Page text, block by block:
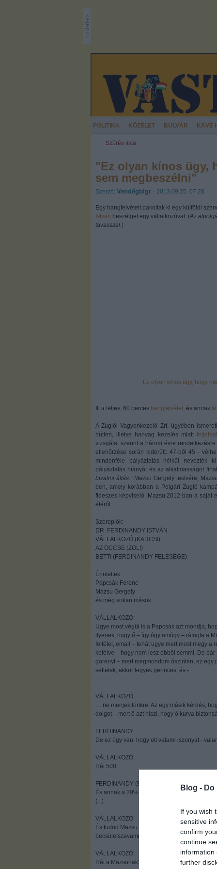
Blog -
If you wish
sensitive
confirm
continue
information
further
POLITIKA KÖZÉLET BULVÁR KÁVÉ
Szűrés lista
"Ez olyan kínos ügy,
sem megbeszélni"
Szerző: Vendégblgr - 2013.09.25. 07:28
Egy hangfelvételt pakoltak ki egy külföldi
István beszélget egy vállalkozóval. (Az
tavasszal.)
Ez olyan kínos ügy, hogy
Itt a teljes, 60 perces hangfelvétel , és annak
A Zuglói Vagyonkezelő Zrt. ügyében
hűtlen, illetve hanyag kezelés miatt
vizsgálat szerint a három évre
ellenőrzése során kiderült: 47-ből 45 -
mindenféle pályáztatás nélkül nevezték
pályáztatás hiányát és az alkalmasságot
bizalmi állás.”Mazsu Gergely testvére,
ben, amely korábban a Polgári Zugló
fideszes képviselő. Mazsu 2012-ban a saját
éléről.
Szereplők:
DR. FERDINANDY ISTVÁN
VÁLLALKOZÓ (KARCSI)
AZ ÖCCSE (ZOLI)
BETTI (FERDINANDY FELESÉGE)
Érintettek:
Papcsák Ferenc
Mazsu Gergely
és még sokan mások
VÁLLALKOZÓ:
Ugye most végül is a Papcsák azt mondja,
ilyenek, hogy ő – így úgy amúgy – ráfogta a
feltétel, email – tehát ugye mert most megy a
kefélve – hogy nem lesz ebből semmi. De
görényt – mert megmondom őszintén, ez egy
seftelek, akkor legyek gerinces, és -
VÁLLALKOZÓ:
… ne menjek tönkre. Az egy másik kérdés,
dolgot – mert ő azt hiszi, hogy ő kurva
FERDINANDY:
De ez úgy van, hogy ott valami iszonyat -
VÁLLALKOZÓ:
Hát 500.
FERDINANDY (Elhűl – innentől sokkal
És annak a 20%-át visszakérte a M/m_____
(...)
VÁLLALKOZÓ:
És tudod Mazsu volt a behajtó – tehát oda
becsületszavamra, nem hazudok – 100 millió
VÁLLALKOZÓ:
Hát a Mazsunak?